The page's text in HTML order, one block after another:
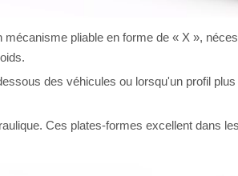
pliable en forme de « X »,
des véhicules ou lorsqu'un profil
Ces plates-formes excellent dans